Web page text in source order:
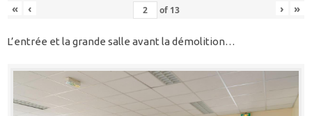
« ‹ of 13 › »
L’entrée et la grande salle avant la démolition…